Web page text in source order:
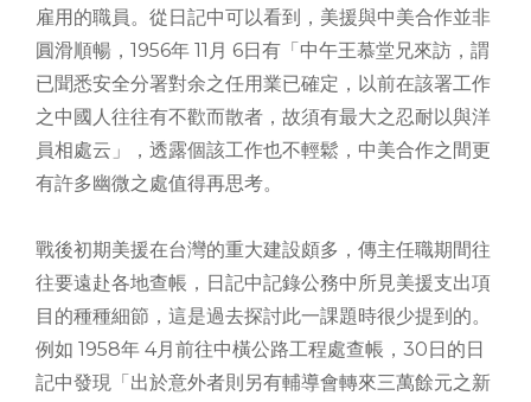
雇用的職員。從日記中可以看到，美援與中美合作並非
圓滑順暢，1956年 11月 6日有「中午王慕堂兄來訪，謂
已聞悉安全分署對余之任用業已確定，以前在該署工作
之中國人往往有不歡而散者，故須有最大之忍耐以與洋
員相處云」，透露個該工作也不輕鬆，中美合作之間更
有許多幽微之處值得再思考。
戰後初期美援在台灣的重大建設頗多，傳主任職期間往
往要遠赴各地查帳，日記中記錄公務中所見美援支出項
目的種種細節，這是過去探討此一課題時很少提到的。
例如 1958年 4月前往中橫公路工程處查帳，30日的日
記中發現「出於意外者則另有輔導會轉來三萬餘元之新